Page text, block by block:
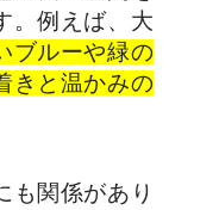
。例えば、大
ブルーや緑の
きと温かみの
も関係があり